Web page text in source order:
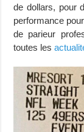
de dollars, pour
performance
de parieur
toutes les